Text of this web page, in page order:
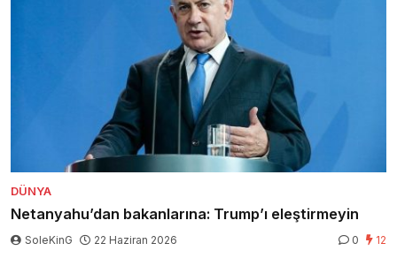
DÜNYA
Netanyahu’dan bakanlarına: Trump’ı eleştirmeyin
SoleKinG 22 Haziran 2026 0 12